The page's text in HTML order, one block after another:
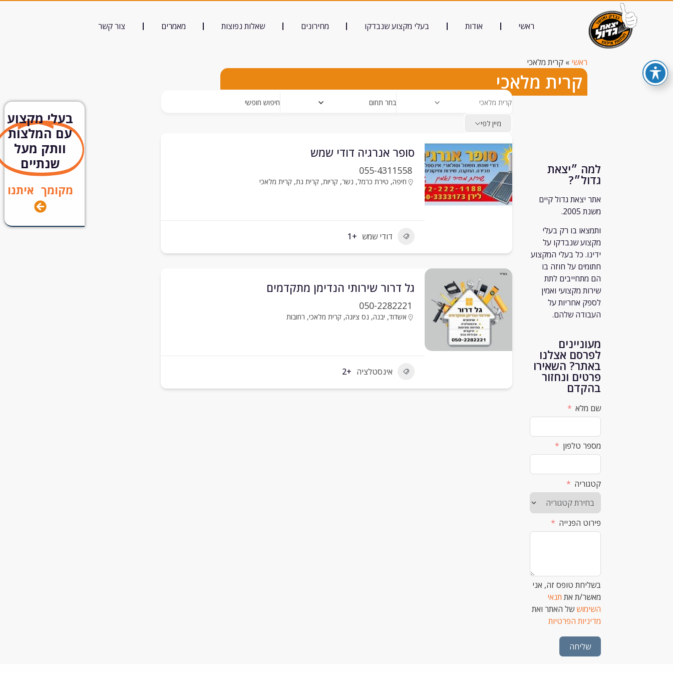
ראשי אודות בעלי מקצוע שנבדקו מחירונים שאלות נפוצות מאמרים צור קשר
ראשי » קרית מלאכי
קרית מלאכי
למה ״יצאת
גדול״?
אתר יצאת גדול קיים
משנת 2005.
ותמצאו בו רק בעלי
מקצוע שנבדקו על
ידינו. כל בעלי המקצוע
חתומים על חוזה בו
הם מתחייבים לתת
שירות מקצועי ואמין
לספק אחריות על
העבודה שלהם.
מעוניינים
לפרסם אצלנו
באתר? השאירו
פרטים ונחזור
בהקדם
שם מלא
מספר טלפון
קטגוריה
פירוט הפנייה
בשליחת טופס זה, אני
מאשר/ת את תנאי
השימוששל האתר ואת
מדיניות הפרטיות
שליחה
קרית מלאכי בחר תחום חיפוש חופשי
מיין לפי
סופר אנרגיה דודי שמש
055-4311558
חיפה, טירת כרמל, נשר,קריות,קרית גת,קרית מלאכי
דודי שמש +1
גל דרור שירותי הנדימן מתקדמים
050-2282221
אשדוד, יבנה, נס ציונה,קרית מלאכי, רחובות
אינסטלציה +2
בעלי מקצוע
עם המלצות
וותק מעל
שנתיים
מקומך איתנו